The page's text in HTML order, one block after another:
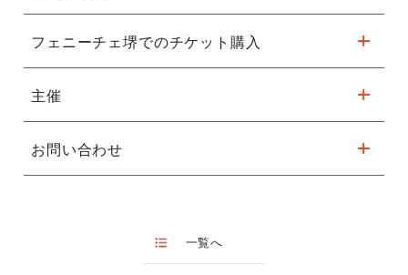
Ｄ席￥ 5,000
学生席￥ 4,000 ※学生席は入場時学生証のご提示が必要で
す
※未就学児入場不可
ピアノ：マルコ・ボエーミ(MARCO BOEMI)
未定
フェニーチェ堺でのチケット購入
2021年9月5日（日）10：00より発売開始
こちらから
※sacayメイトの無料登録が必要です。
販売時間 9:00～20:00
主催
株式会社アーチ・エンタテインメント
お問い合わせ
一覧へ